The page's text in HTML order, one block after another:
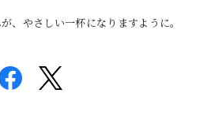
、やさしい一杯になりますように。